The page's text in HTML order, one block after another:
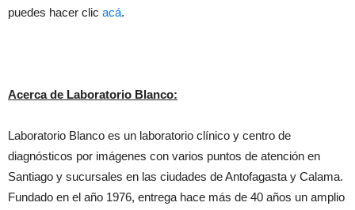
puedes hacer clic acá.
Acerca de Laboratorio Blanco:
Laboratorio Blanco es un laboratorio clínico y centro de
diagnósticos por imágenes con varios puntos de atención en
Santiago y sucursales en las ciudades de Antofagasta y Calama.
Fundado en el año 1976, entrega hace más de 40 años un amplio